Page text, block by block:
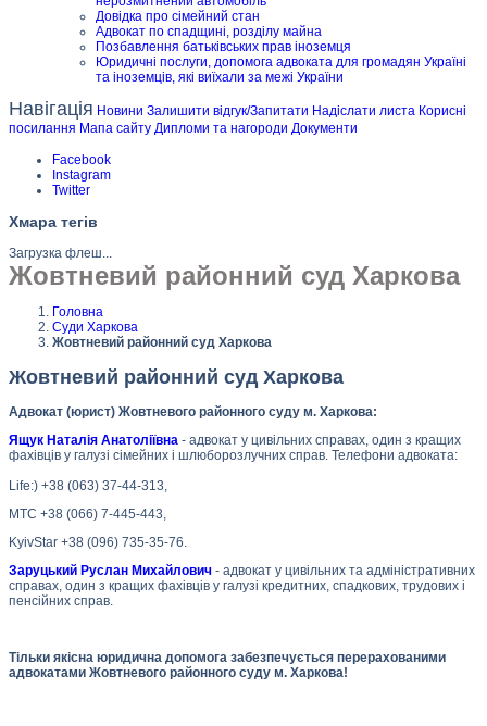
Довідка про сімейний стан
Адвокат по спадщині, розділу майна
Позбавлення батьківських прав іноземця
Юридичні послуги, допомога адвоката для громадян Україні
та іноземців, які виїхали за межі України
Навігація Новини Залишити відгук/Запитати Надіслати листа Корисні
посилання Мапа сайту Дипломи та нагороди Документи
Facebook
Instagram
Twitter
Хмара тегів
Загрузка флеш...
Жовтневий районний суд Харкова
Головна
Суди Харкова
Жовтневий районний суд Харкова
Жовтневий районний суд Харкова
Адвокат (юрист) Жовтневого районного суду м. Харкова:
Ящук Наталія Анатоліївна - адвокат у цивільних справах, один з кращих
фахівців у галузі сімейних і шлюборозлучних справ. Телефони адвоката:
Life:) +38 (063) 37-44-313,
МТС +38 (066) 7-445-443,
KyivStar +38 (096) 735-35-76.
Заруцький Руслан Михайлович - адвокат у цивільних та адміністративних
справах, один з кращих фахівців у галузі кредитних, спадкових, трудових і
пенсійних справ.
Тільки якісна юридична допомога забезпечується перерахованими
адвокатами Жовтневого районного суду м. Харкова!